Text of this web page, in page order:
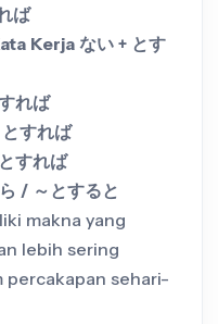
ば
Kerja ない + とす
れば
すれば
すれば
/ ～とすると
makna yang
lebih sering
percakapan sehari-